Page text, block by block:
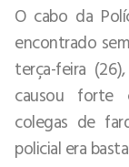
O cabo da
encontrado
terça-feira
causou forte
colegas de
policial era